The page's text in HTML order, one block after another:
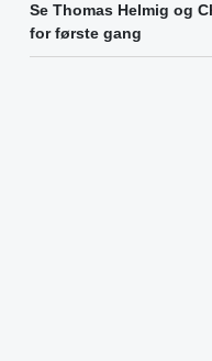
Se Thomas Helmig og
for første gang